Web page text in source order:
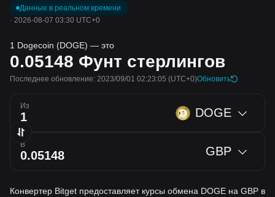
Данные в реальном времени
· 2026-08-07 03:30 UTC+0
1 Dogecoin (DOGE) — это
0.05148 Фунт стерлингов
Последнее обновление: 2023/09/01 02:23:05 (UTC+0)Обновить
Из DOGE
В GBP
Конвертер Bitget предоставляет курсы обмена DOGE на GBP в